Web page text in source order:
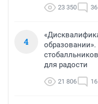
23 350 36
4
образовании».
для радости
21 806 16